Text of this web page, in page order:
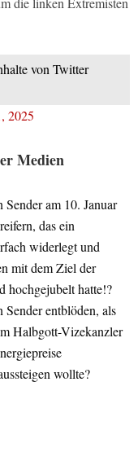
von Twitter
2025
Medien
am 10. Januar
das ein
widerlegt und
mit dem Ziel der
hochgejubelt hatte!?
entblöden, als
Halbgott-Vizekanzler
wollte?